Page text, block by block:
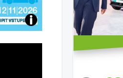
Přijďte